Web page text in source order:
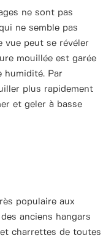
ne sont pas
ne semble pas
vue peut se révéler
mouillée est garée
humidité. Par
plus rapidement
et geler à basse
populaire aux
anciens hangars
charrettes de toutes